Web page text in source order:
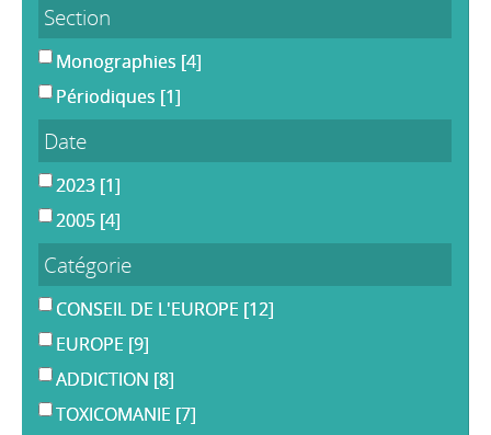
Section
Monographies [4]
Périodiques [1]
Date
2023 [1]
2005 [4]
Catégorie
CONSEIL DE L'EUROPE [12]
EUROPE [9]
ADDICTION [8]
TOXICOMANIE [7]